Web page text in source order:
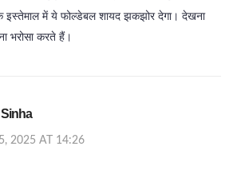
इस्तेमाल में ये फोल्डेबल शायद झकझोर देगा। देखना
भरोसा करते हैं।
2025 AT 14:26